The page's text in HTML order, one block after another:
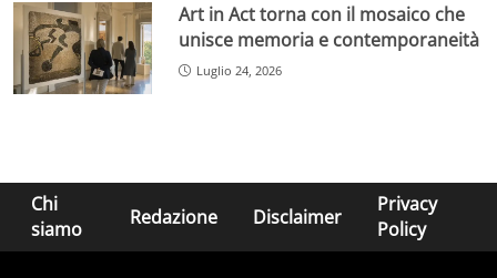
Art in Act torna con il mosaico che
unisce memoria e contemporaneità
Luglio 24, 2026
Chi
siamo
Redazione Disclaimer
Privacy
Policy